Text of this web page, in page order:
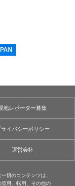
地レポーター募集
ライバシーポリシー
運営会社
切のコンテンツは、
用、転⽤、その他の